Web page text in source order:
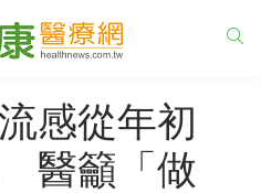
感從年初
醫籲「做